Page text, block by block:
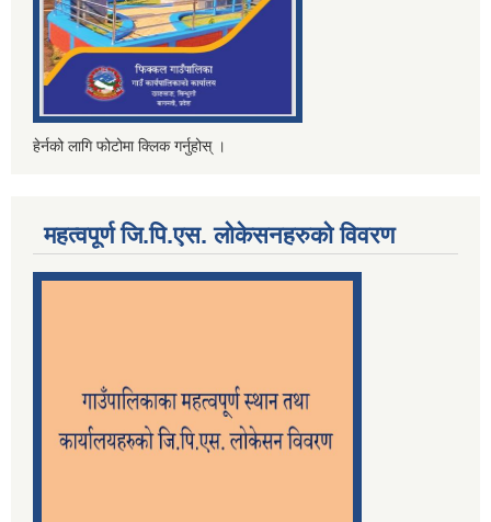
हेर्नको लागि फोटोमा क्लिक गर्नुहोस् ।
महत्वपूर्ण जि.पि.एस. लोकेसनहरुको विवरण